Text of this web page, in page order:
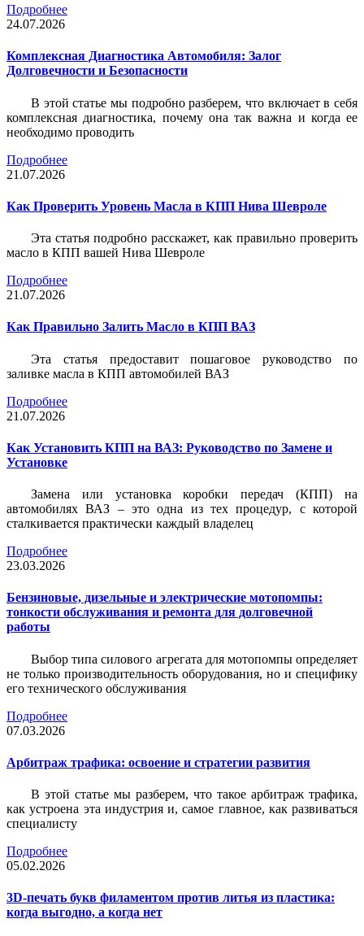
Подробнее
24.07.2026
Комплексная Диагностика Автомобиля: Залог
Долговечности и Безопасности
В этой статье мы подробно разберем, что включает в себя
комплексная диагностика, почему она так важна и когда ее
необходимо проводить
Подробнее
21.07.2026
Как Проверить Уровень Масла в КПП Нива Шевроле
Эта статья подробно расскажет, как правильно проверить
масло в КПП вашей Нива Шевроле
Подробнее
21.07.2026
Как Правильно Залить Масло в КПП ВАЗ
Эта статья предоставит пошаговое руководство по
заливке масла в КПП автомобилей ВАЗ
Подробнее
21.07.2026
Как Установить КПП на ВАЗ: Руководство по Замене и
Установке
Замена или установка коробки передач (КПП) на
автомобилях ВАЗ – это одна из тех процедур, с которой
сталкивается практически каждый владелец
Подробнее
23.03.2026
Бензиновые, дизельные и электрические мотопомпы:
тонкости обслуживания и ремонта для долговечной
работы
Выбор типа силового агрегата для мотопомпы определяет
не только производительность оборудования, но и специфику
его технического обслуживания
Подробнее
07.03.2026
Арбитраж трафика: освоение и стратегии развития
В этой статье мы разберем, что такое арбитраж трафика,
как устроена эта индустрия и, самое главное, как развиваться
специалисту
Подробнее
05.02.2026
3D-печать букв филаментом против литья из пластика:
когда выгодно, а когда нет